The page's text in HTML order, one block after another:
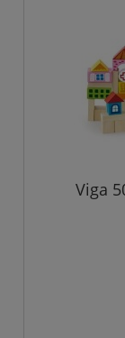
Viga